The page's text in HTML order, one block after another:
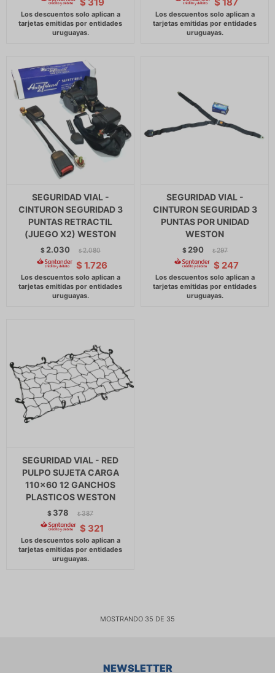
SEGURIDAD VIAL -
CINTURON SEGURIDAD 3
PUNTAS RETRACTIL
(JUEGO X2) WESTON
$ 2.030 $ 2.080
$ 1.726
SEGURIDAD VIAL -
CINTURON SEGURIDAD 3
PUNTAS POR UNIDAD
WESTON
$ 290 $ 297
$ 247
SEGURIDAD VIAL - RED
PULPO SUJETA CARGA
110x60 12 GANCHOS
PLASTICOS WESTON
$ 378 $ 387
$ 321
MOSTRANDO 35 DE 35
NEWSLETTER